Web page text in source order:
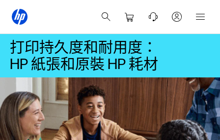
打印持久度和耐用度：
HP 紙張和原裝 HP 耗材